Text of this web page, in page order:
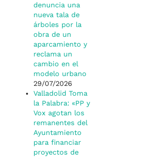
denuncia una
nueva tala de
árboles por la
obra de un
aparcamiento y
reclama un
cambio en el
modelo urbano
29/07/2026
Valladolid Toma
la Palabra: «PP y
Vox agotan los
remanentes del
Ayuntamiento
para financiar
proyectos de